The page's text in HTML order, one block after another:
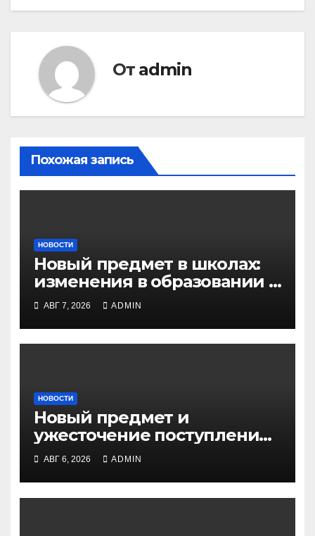
От admin
Похожая запись
НОВОСТИ
Новый предмет в школах:
изменения в образовании и
ЕГЭ в Новосибирске
АВГ 7, 2026 ADMIN
НОВОСТИ
Новый предмет и
ужесточение поступления
в вузы: что ждать школе
АВГ 6, 2026 ADMIN